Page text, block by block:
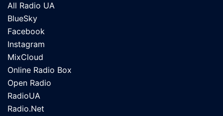
All Radio UA
BlueSky
Facebook
Instagram
MixCloud
Online Radio Box
Open Radio
RadioUA
Radio.Net